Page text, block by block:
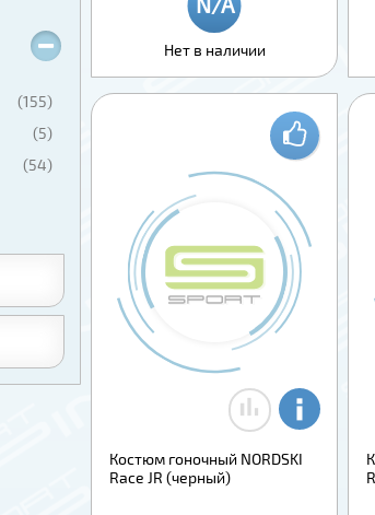
(155)
(5)
(54)
Нет в наличии
Костюм гоночный NORDSKI
Race JR (черный)